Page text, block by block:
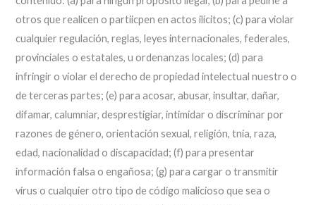
otros que realicen o partiicpen en actos ilícitos; (c) para violar
cualquier regulación, reglas, leyes internacionales, federales,
provinciales o estatales, u ordenanzas locales; (d) para
infringir o violar el derecho de propiedad intelectual nuestro o
de terceras partes; (e) para acosar, abusar, insultar, dañar,
difamar, calumniar, desprestigiar, intimidar o discriminar por
razones de género, orientación sexual, religión, tnia, raza,
edad, nacionalidad o discapacidad; (f) para presentar
información falsa o engañosa; (g) para cargar o transmitir
virus o cualquier otro tipo de código malicioso que sea o